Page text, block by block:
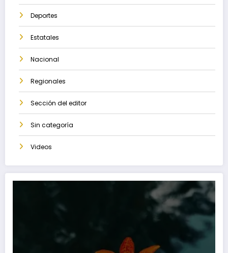
Deportes
Estatales
Nacional
Regionales
Sección del editor
Sin categoría
Videos